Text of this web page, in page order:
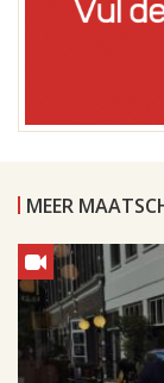
MEER